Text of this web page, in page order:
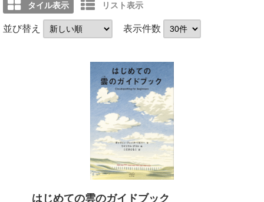
タイル表示 リスト表示
並び替え 表示件数
はじめての雲のガイドブック